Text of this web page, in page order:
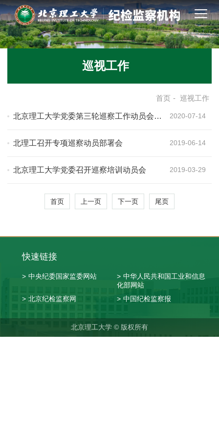
巡视工作
首页 - 巡视工作
北京理工大学党委第三轮巡察工作动员会召
2020-07-14
北理工召开专项巡察动员部署会 2019-06-14
北京理工大学党委召开巡察培训动员会 2019-03-29
首页 上一页 下一页 尾页
快速链接
> 中央纪委国家监委网站 > 中华人民共和国工业和信息
化部网站
> 北京纪检监察网 > 中国纪检监察报
北京理工大学 © 版权所有